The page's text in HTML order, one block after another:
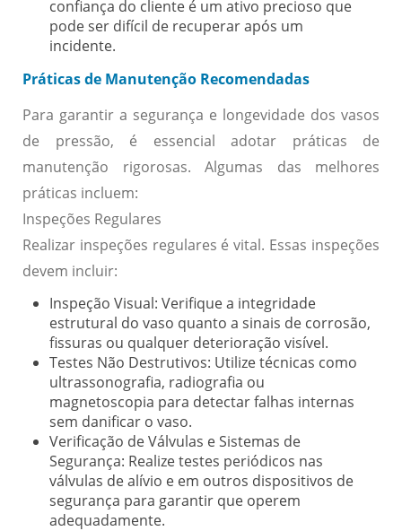
confiança do cliente é um ativo precioso que
pode ser difícil de recuperar após um
incidente.
Práticas de Manutenção Recomendadas
Para garantir a segurança e longevidade dos vasos
de pressão, é essencial adotar práticas de
manutenção rigorosas. Algumas das melhores
práticas incluem:
Inspeções Regulares
Realizar inspeções regulares é vital. Essas inspeções
devem incluir:
Inspeção Visual: Verifique a integridade
estrutural do vaso quanto a sinais de corrosão,
fissuras ou qualquer deterioração visível.
Testes Não Destrutivos: Utilize técnicas como
ultrassonografia, radiografia ou
magnetoscopia para detectar falhas internas
sem danificar o vaso.
Verificação de Válvulas e Sistemas de
Segurança: Realize testes periódicos nas
válvulas de alívio e em outros dispositivos de
segurança para garantir que operem
adequadamente.